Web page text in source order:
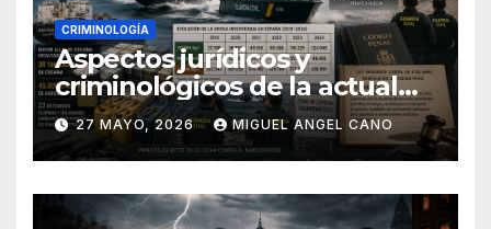
CRIMINOLOGÍA
Aspectos jurídicos y
criminológicos de la actual
lucha contra el narcotráfico
en el sur de España
27 MAYO, 2026 MIGUEL ANGEL CANO